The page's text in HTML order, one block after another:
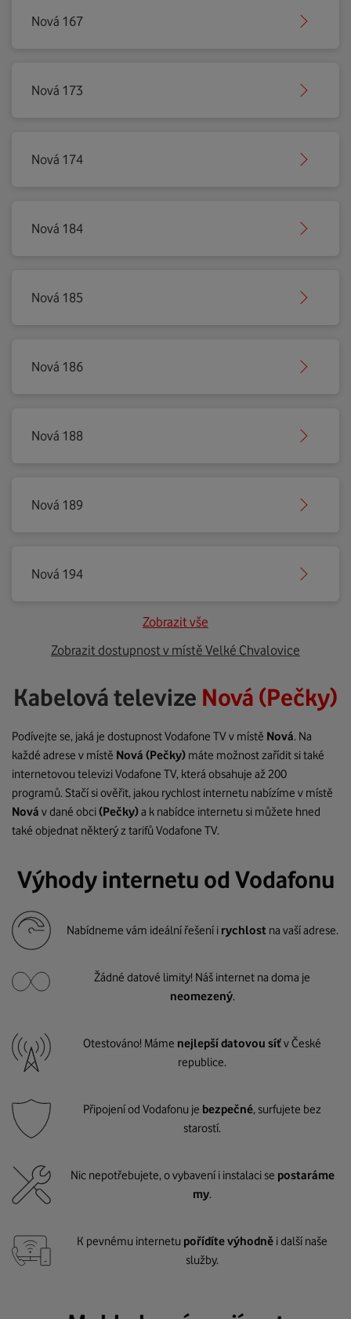
Nová 167
Nová 173
Nová 174
Nová 184
Nová 185
Nová 186
Nová 188
Nová 189
Nová 194
Zobrazit vše
Zobrazit dostupnost v místě Velké Chvalovice
Kabelová televize Nová (Pečky)
Podívejte se, jaká je dostupnost Vodafone TV v místě Nová. Na
každé adrese v místě Nová (Pečky) máte možnost zařídit si také
internetovou televizi Vodafone TV, která obsahuje až 200
programů. Stačí si ověřit, jakou rychlost internetu nabízíme v místě
Nová v dané obci(Pečky)a k nabídce internetu si můžete hned
také objednat některý z tarifů Vodafone TV.
Výhody internetu od Vodafonu
Nabídneme vám ideální řešení i rychlost na vaší adrese.
Žádné datové limity! Náš internet na doma je
neomezený.
Otestováno! Máme nejlepší datovou síťv České
republice.
Připojení od Vodafonu je bezpečné, surfujete bez
starostí.
Nic nepotřebujete, o vybavení i instalaci se postaráme
my.
K pevnému internetu pořídíte výhodně i další naše
služby.